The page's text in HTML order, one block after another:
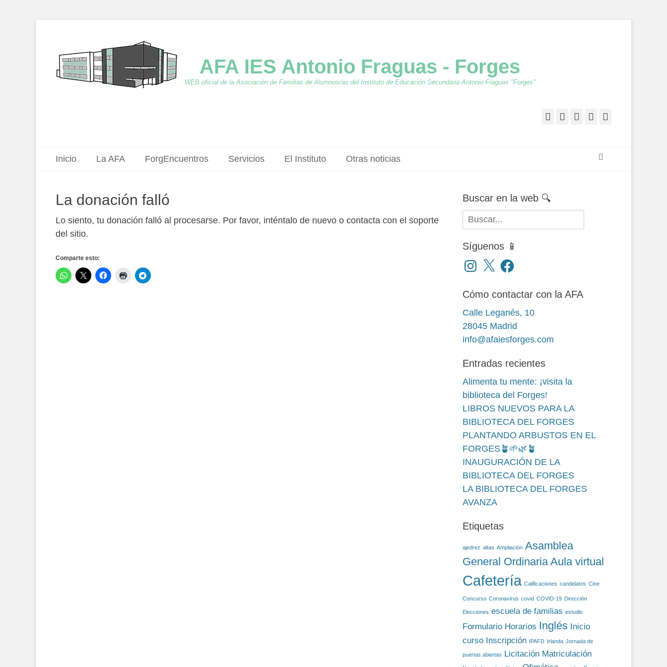
AFA IES Antonio Fraguas - Forges
WEB oficial de la Asociación de Familias de Alumnos/as del Instituto de Educación Secundaria Antonio Fraguas "Forges"
Facebook
Twitter
Feed YouTube
Menú principal
Saltar
Inicio La AFA ForgEncuentros Servicios El Instituto Otras noticias
La donación falló
Lo siento, tu donación falló al procesarse. Por favor, inténtalo de nuevo o contacta con el soporte
del sitio.
Comparte esto:
Buscar en la web 🔍
Buscar:
Síguenos 📱
Instagram
X Facebook
Cómo contactar con la AFA
Calle Leganés, 10
28045 Madrid
info@afaiesforges.com
Entradas recientes
Alimenta tu mente: ¡visita la
biblioteca del Forges!
LIBROS NUEVOS PARA LA
BIBLIOTECA DEL FORGES
PLANTANDO ARBUSTOS EN EL
FORGES🪴🌱🌿🪴
INAUGURACIÓN DE LA
BIBLIOTECA DEL FORGES
LA BIBLIOTECA DEL FORGES
AVANZA
Etiquetas
ajedrez altas Ampliación Asamblea
General Ordinaria Aula virtual
Cafetería Calificaciones candidatos Cine
Concurso Coronavirus covid COVID-19 Dirección
Elecciones escuela de familias estudio
Formulario Horarios Inglés Inicio
curso Inscripción IPAFD Irlanda Jornada de
puertas abiertas Licitación Matriculación